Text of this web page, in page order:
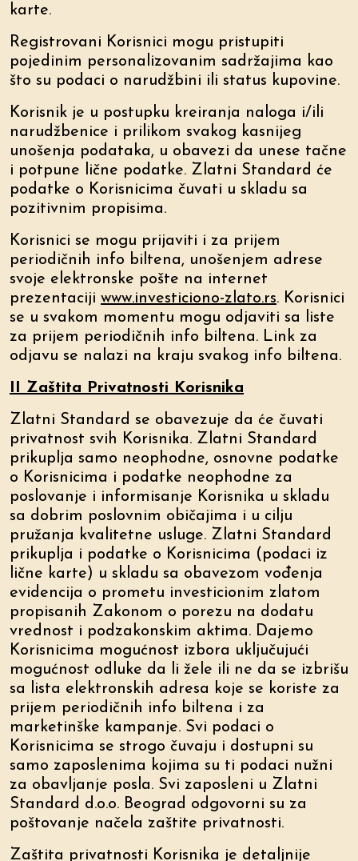
karte.
Registrovani Korisnici mogu pristupiti
pojedinim personalizovanim sadržajima kao
što su podaci o narudžbini ili status kupovine.
Korisnik je u postupku kreiranja naloga i/ili
narudžbenice i prilikom svakog kasnijeg
unošenja podataka, u obavezi da unese tačne
i potpune lične podatke. Zlatni Standard će
podatke o Korisnicima čuvati u skladu sa
pozitivnim propisima.
Korisnici se mogu prijaviti i za prijem
periodičnih info biltena, unošenjem adrese
svoje elektronske pošte na internet
prezentaciji www.investiciono-zlato.rs. Korisnici
se u svakom momentu mogu odjaviti sa liste
za prijem periodičnih info biltena. Link za
odjavu se nalazi na kraju svakog info biltena.
II Zaštita Privatnosti Korisnika
Zlatni Standard se obavezuje da će čuvati
privatnost svih Korisnika. Zlatni Standard
prikuplja samo neophodne, osnovne podatke
o Korisnicima i podatke neophodne za
poslovanje i informisanje Korisnika u skladu
sa dobrim poslovnim običajima i u cilju
pružanja kvalitetne usluge. Zlatni Standard
prikuplja i podatke o Korisnicima (podaci iz
lične karte) u skladu sa obavezom vođenja
evidencija o prometu investicionim zlatom
propisanih Zakonom o porezu na dodatu
vrednost i podzakonskim aktima. Dajemo
Korisnicima mogućnost izbora uključujući
mogućnost odluke da li žele ili ne da se izbrišu
sa lista elektronskih adresa koje se koriste za
prijem periodičnih info biltena i za
marketinške kampanje. Svi podaci o
Korisnicima se strogo čuvaju i dostupni su
samo zaposlenima kojima su ti podaci nužni
za obavljanje posla. Svi zaposleni u Zlatni
Standard d.o.o. Beograd odgovorni su za
poštovanje načela zaštite privatnosti.
Zaštita privatnosti Korisnika je detaljnije